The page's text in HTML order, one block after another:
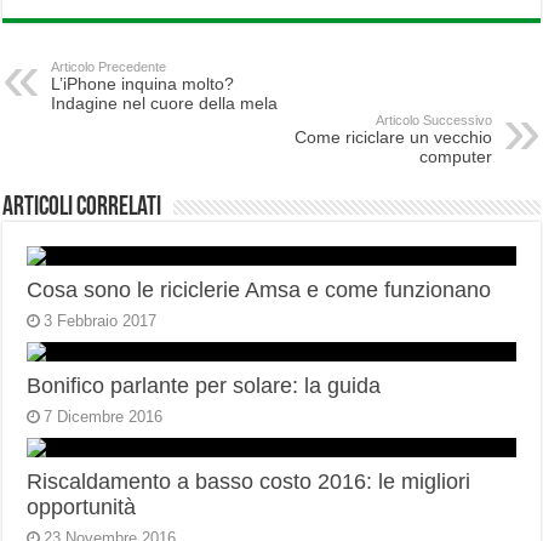
Articolo Precedente
L’iPhone inquina molto?
Indagine nel cuore della mela
Articolo Successivo
Come riciclare un vecchio
computer
Articoli correlati
Cosa sono le riciclerie Amsa e come funzionano
3 Febbraio 2017
Bonifico parlante per solare: la guida
7 Dicembre 2016
Riscaldamento a basso costo 2016: le migliori
opportunità